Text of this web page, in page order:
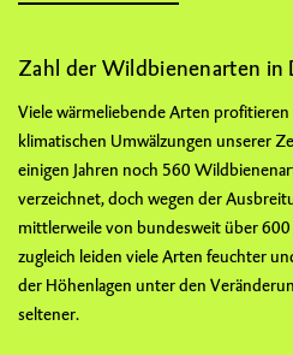
Zahl der Wildbienenarten in
Viele wärmeliebende Arten
klimatischen Umwälzungen unserer
einigen Jahren noch 560
verzeichnet, doch wegen der
mittlerweile von bundesweit über 600
zugleich leiden viele Arten feuchter
der Höhenlagen unter den
seltener.